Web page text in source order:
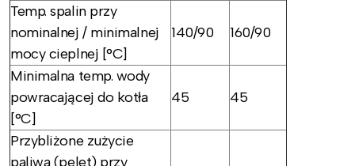
Temp. spalin przy
nominalnej / minimalnej
mocy cieplnej [°C]
140/90 160/90
Minimalna temp. wody
powracającej do kotła
[°C]
45 45
Przybliżone zużycie
paliwa (pelet) przy